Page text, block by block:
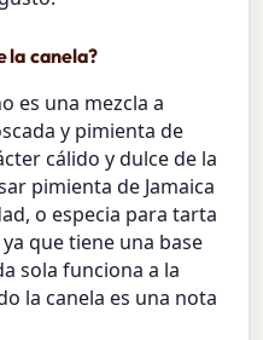
la canela?
es una mezcla a
y pimienta de
cálido y dulce de la
pimienta de Jamaica
o especia para tarta
que tiene una base
sola funciona a la
la canela es una nota